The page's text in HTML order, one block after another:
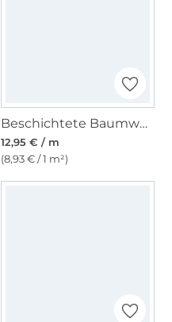
Beschichtete Baumwolle Punkte, jeansblau
12,95 € / m
(8,93 € / 1 m²)